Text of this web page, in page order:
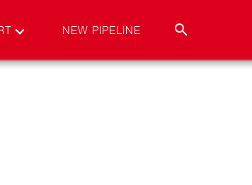
NEW PIPELINE